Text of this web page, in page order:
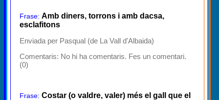
Frase: Amb diners, torrons i amb dacsa,
esclafitons
Enviada per Pasqual (de La Vall d'Albaida)
Comentaris: No hi ha comentaris. Fes un comentari.
(0)
Frase: Costar (o valdre, valer) més el gall que el